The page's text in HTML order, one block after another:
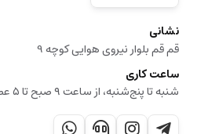
نشانی
قم قم بلوار نیروی هوایی کوچه 9
ساعت کاری
شنبه تا پنج‌شنبه، از ساعت ۹ صبح تا ۵ عصر